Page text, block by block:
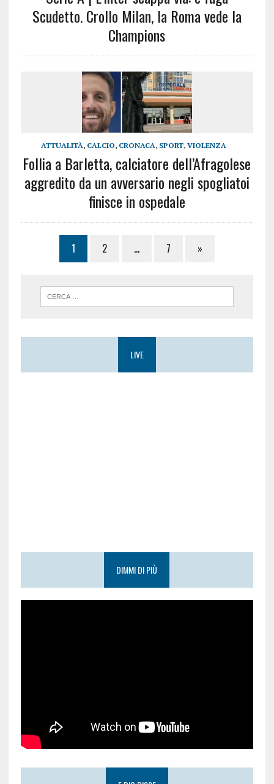
Scudetto. Crollo Milan, la Roma vede la
Champions
ATTUALITÀ, CALCIO, CRONACA, SPORT,VIOLENZA
Follia a Barletta, calciatore dell’Afragolese
aggredito da un avversario negli spogliatoi
finisce in ospedale
1 2 … 7 »
LIVE
DIMMI DI PIÙ